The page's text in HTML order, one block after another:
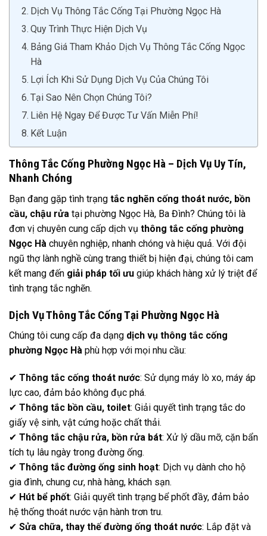
Dịch Vụ Thông Tắc Cống Tại Phường Ngọc Hà
Quy Trình Thực Hiện Dịch Vụ
Bảng Giá Tham Khảo Dịch Vụ Thông Tắc Cống Ngọc
Hà
Lợi Ích Khi Sử Dụng Dịch Vụ Của Chúng Tôi
Tại Sao Nên Chọn Chúng Tôi?
Liên Hệ Ngay Để Được Tư Vấn Miễn Phí!
Kết Luận
Thông Tắc Cống Phường Ngọc Hà – Dịch Vụ Uy Tín,
Nhanh Chóng
Bạn đang gặp tình trạng tắc nghẽn cống thoát nước, bồn
cầu, chậu rửa tại phường Ngọc Hà, Ba Đình? Chúng tôi là
đơn vị chuyên cung cấp dịch vụ thông tắc cống phường
Ngọc Hà chuyên nghiệp, nhanh chóng và hiệu quả. Với đội
ngũ thợ lành nghề cùng trang thiết bị hiện đại, chúng tôi cam
kết mang đến giải pháp tối ưu giúp khách hàng xử lý triệt để
tình trạng tắc nghẽn.
Dịch Vụ Thông Tắc Cống Tại Phường Ngọc Hà
Chúng tôi cung cấp đa dạng dịch vụ thông tắc cống
phường Ngọc Hà phù hợp với mọi nhu cầu:
✔ Thông tắc cống thoát nước: Sử dụng máy lò xo, máy áp
lực cao, đảm bảo không đục phá.
✔ Thông tắc bồn cầu, toilet: Giải quyết tình trạng tắc do
giấy vệ sinh, vật cứng hoặc chất thải.
✔ Thông tắc chậu rửa, bồn rửa bát: Xử lý dầu mỡ, cặn bẩn
tích tụ lâu ngày trong đường ống.
✔ Thông tắc đường ống sinh hoạt: Dịch vụ dành cho hộ
gia đình, chung cư, nhà hàng, khách sạn.
✔ Hút bể phốt: Giải quyết tình trạng bể phốt đầy, đảm bảo
hệ thống thoát nước vận hành trơn tru.
✔ Sửa chữa, thay thế đường ống thoát nước: Lắp đặt và